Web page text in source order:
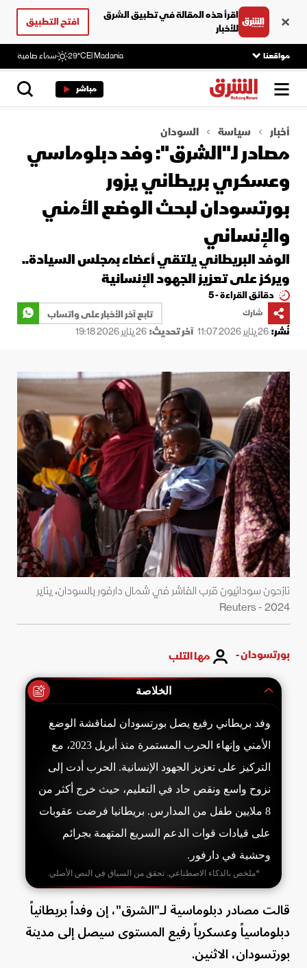
اقرأ هذه المقالة في تطبيق الشرق
للأخبار
افتح التطبيق
مواقعنا El Madania
29°C سماء صافية
مباشر
أخبار سياسة السودان
مصادر لـ"الشرق": وفد دبلوماسي
وعسكري بريطاني يزور
بورتسودان لبحث الوضع الأمني
والإنساني
الوفد البريطاني يلتقي أعضاء بمجلس السيادة..
ويركز على تعزيز الجهود الإنسانية
دقائق القراءة - 5
شارك
تابع آخر الأخبار على واتساب
نُشر:26 يناير 2026 11:07 آخر تحديث:26 يناير 2026 19:18
نازحون سودانيون قرب الفاشر في شمال دارفور بالسودان، يناير
2024 - Reuters
بورتسودان - مها التلب
الخلاصة
وفد بريطاني رفيع يصل بورتسودان لمناقشة الوضع
الأمني وإنهاء الحرب المستمرة منذ أبريل 2023، مع
التركيز على تعزيز الجهود الإنسانية. الحرب أدت إلى
نزوح واسع ونقص حاد في التعليم، حيث خرج أكثر من
8 ملايين طفل من المدارس. بريطانيا فرضت عقوبات
على قيادات قوات الدعم السريع المتهمة بجرائم
وحشية في دارفور.
*ملخص بالذكاء الاصطناعي. تحقق من السياق في النص الأصلي.
قالت مصادر دبلوماسية لـ"الشرق"، إن وفداً بريطانياً
دبلوماسياً وعسكرياً رفيع المستوى سيصل إلى مدينة
بورتسودان، الاثنين.